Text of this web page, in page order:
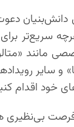
سریع‌تر
مانند
و سایر
خود اقدام
فرصت بی‌نظیری